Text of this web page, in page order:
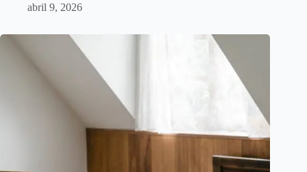
abril 9, 2026